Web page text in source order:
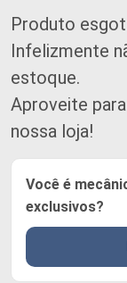
Produto
Infelizmente
estoque.
Aproveite
nossa loja!
Você é
exclusivos?